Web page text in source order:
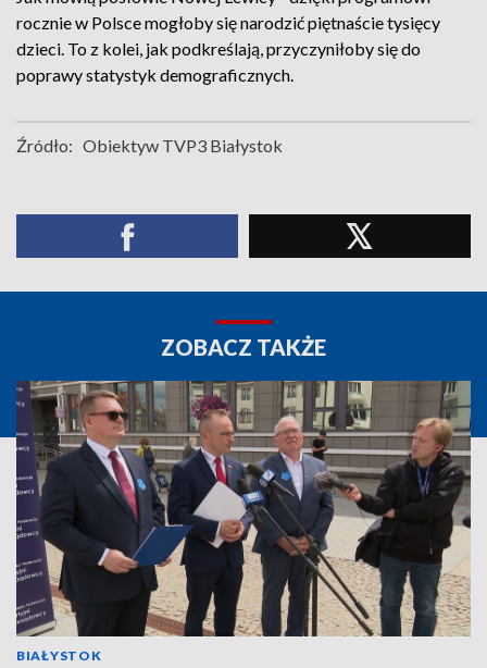
rocznie w Polsce mogłoby się narodzić piętnaście tysięcy
dzieci. To z kolei, jak podkreślają, przyczyniłoby się do
poprawy statystyk demograficznych.
Źródło: Obiektyw TVP3 Białystok
ZOBACZ TAKŻE
BIAŁYSTOK